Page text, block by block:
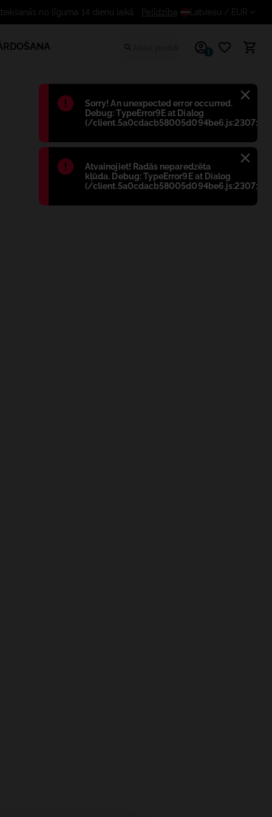
Błąd:
Sorry! An unexpected error occurred.
Debug: TypeError9E at Dialog
(/
Błąd:
Atvainojiet! Radās neparedzēta
kļūda. Debug: TypeError9E at Dialog
(/
Bezmaksas atteikšanās no līguma 14 dienu
Palīdzība Latviešu / EUR
1